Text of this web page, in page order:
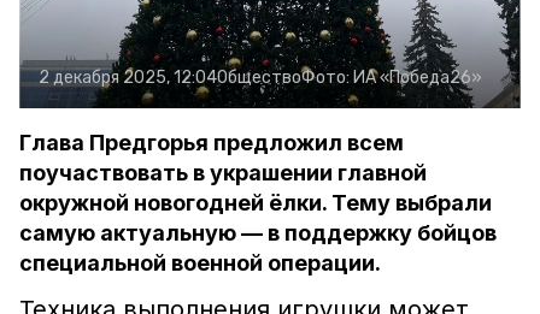
2 декабря 2025, 12:04ОбществоФото: ИА «Победа26»
Глава Предгорья предложил всем
поучаствовать в украшении главной
окружной новогодней ёлки. Тему выбрали
самую актуальную — в поддержку бойцов
специальной военной операции.